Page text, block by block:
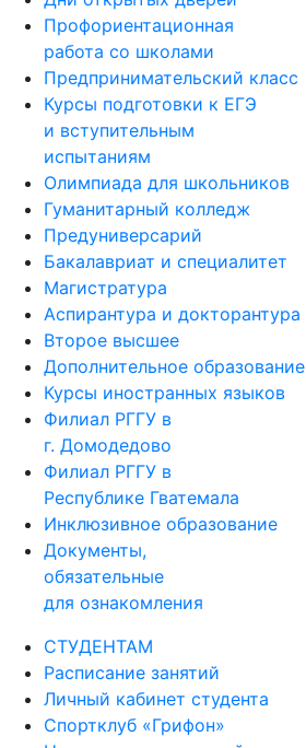
Профориентационная
работа со школами
Предпринимательский класс
Курсы подготовки к ЕГЭ
и вступительным
испытаниям
Олимпиада для школьников
Гуманитарный колледж
Предуниверсарий
Бакалавриат и специалитет
Магистратура
Аспирантура и докторантура
Второе высшее
Дополнительное образование
Курсы иностранных языков
Филиал РГГУ в
г. Домодедово
Филиал РГГУ в
Республике Гватемала
Инклюзивное образование
Документы,
обязательные
для ознакомления
СТУДЕНТАМ
Расписание занятий
Личный кабинет студента
Спортклуб «Грифон»